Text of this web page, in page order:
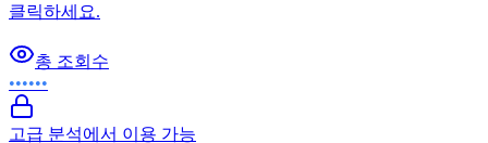
클릭하세요.
총 조회수
••••••
고급 분석에서 이용 가능